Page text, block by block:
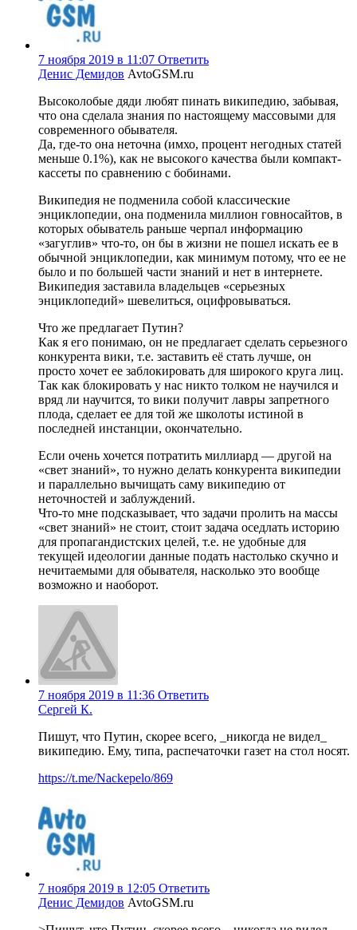
7 ноября 2019 в 11:07 Ответить
Денис Демидов AvtoGSM.ru
Высоколобые дяди любят пинать википедию, забывая,
что она сделала знания по настоящему массовыми для
современного обывателя.
Да, где-то она неточна (имхо, процент негодных статей
меньше 0.1%), как не высокого качества были компакт-
кассеты по сравнению с бобинами.
Википедия не подменила собой классические
энциклопедии, она подменила миллион говносайтов, в
которых обыватель раньше черпал информацию
«загуглив» что-то, он бы в жизни не пошел искать ее в
обычной энциклопедии, как минимум потому, что ее не
было и по большей части знаний и нет в интернете.
Википедия заставила владельцев «серьезных
энциклопедий» шевелиться, оцифровываться.
Что же предлагает Путин?
Как я его понимаю, он не предлагает сделать серьезного
конкурента вики, т.е. заставить её стать лучше, он
просто хочет ее заблокировать для широкого круга лиц.
Так как блокировать у нас никто толком не научился и
вряд ли научится, то вики получит лавры запретного
плода, сделает ее для той же школоты истиной в
последней инстанции, окончательно.
Если очень хочется потратить миллиард — другой на
«свет знаний», то нужно делать конкурента википедии
и параллельно вычищать саму википедию от
неточностей и заблуждений.
Что-то мне подсказывает, что задачи пролить на массы
«свет знаний» не стоит, стоит задача оседлать историю
для пропагандистских целей, т.е. не удобные для
текущей идеологии данные подать настолько скучно и
нечитаемыми для обывателя, насколько это вообще
возможно и наоборот.
7 ноября 2019 в 11:36 Ответить
Сергей К.
Пишут, что Путин, скорее всего, _никогда не видел_
википедию. Ему, типа, распечаточки газет на стол носят.
https://t.me/Nackepelo/869
7 ноября 2019 в 12:05 Ответить
Денис Демидов AvtoGSM.ru